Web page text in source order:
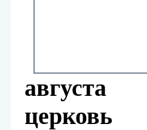
августа